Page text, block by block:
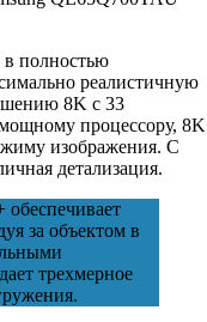
в полностью
реалистичную
8K с 33
процессору, 8K
изображения. С
детализация.
обеспечивает
за объектом в
трехмерное